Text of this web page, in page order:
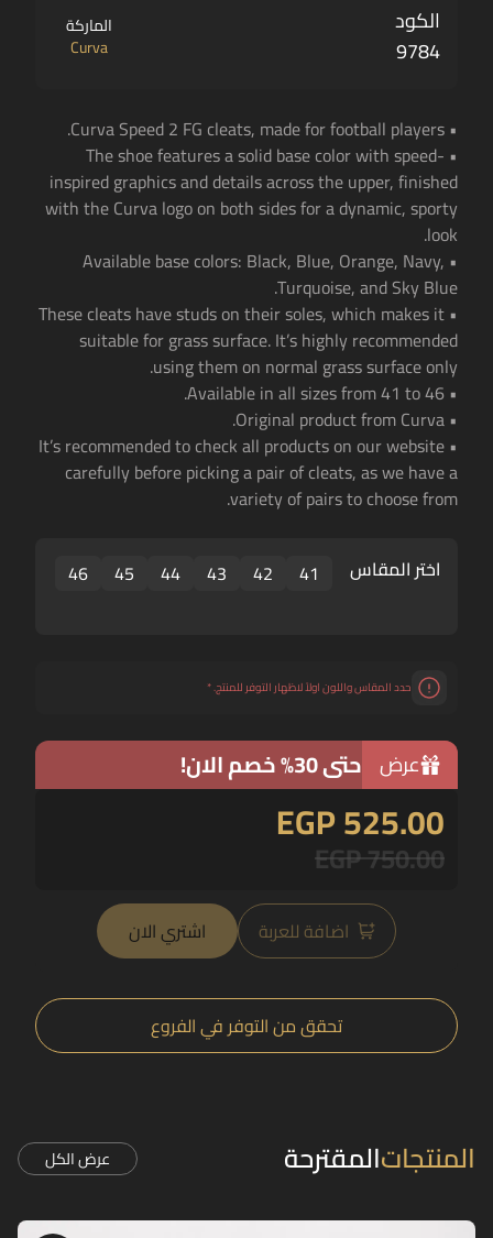
الكود
9784
الماركة
Curva
• Curva Speed 2 FG cleats, made for football players.
• The shoe features a solid base color with speed-
inspired graphics and details across the upper, finished
with the Curva logo on both sides for a dynamic, sporty
look.
• Available base colors: Black, Blue, Orange, Navy,
Turquoise, and Sky Blue.
• These cleats have studs on their soles, which makes it
suitable for grass surface. It’s highly recommended
using them on normal grass surface only.
• Available in all sizes from 41 to 46.
• Original product from Curva.
• It’s recommended to check all products on our website
carefully before picking a pair of cleats, as we have a
variety of pairs to choose from.
اختر المقاس 41
42
43
44
45
46
حدد المقاس واللون اولاً لاظهار التوفر للمنتج.*
عرض حتى 30% خصم الان!
EGP 525.00
EGP 750.00
اضافة للعربة اشتري الان
تحقق من التوفر في الفروع
المنتجاتالمقترحة عرض الكل